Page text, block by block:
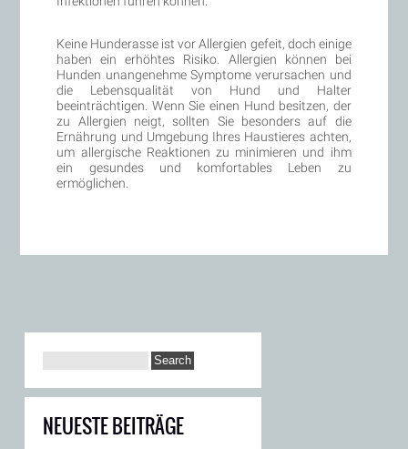
Keine Hunderasse ist vor Allergien gefeit, doch einige
haben ein erhöhtes Risiko. Allergien können bei
Hunden unangenehme Symptome verursachen und
die Lebensqualität von Hund und Halter
beeinträchtigen. Wenn Sie einen Hund besitzen, der
zu Allergien neigt, sollten Sie besonders auf die
Ernährung und Umgebung Ihres Haustieres achten,
um allergische Reaktionen zu minimieren und ihm
ein gesundes und komfortables Leben zu
ermöglichen.
NEUESTE BEITRÄGE